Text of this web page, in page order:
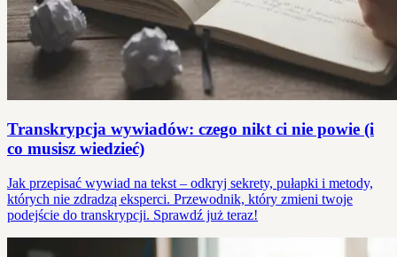
Transkrypcja wywiadów: czego nikt ci nie powie (i
co musisz wiedzieć)
Jak przepisać wywiad na tekst – odkryj sekrety, pułapki i metody,
których nie zdradzą eksperci. Przewodnik, który zmieni twoje
podejście do transkrypcji. Sprawdź już teraz!